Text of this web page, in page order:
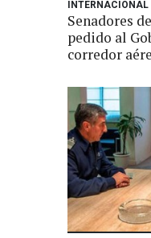
INTERNACIONAL
Senadores
pedido al
corredor